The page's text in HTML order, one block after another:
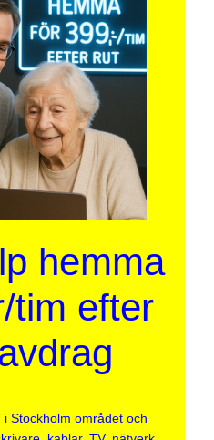
hemma
tim efter
Stockholm området och